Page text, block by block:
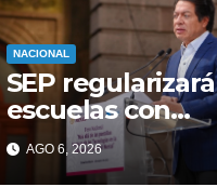
NACIONAL
SEP regularizará
escuelas con
enfoque militar;
figura no existe
AGO 6, 2026